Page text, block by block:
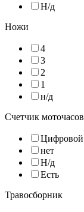
Н/д
Ножи
4
3
2
1
н/д
Счетчик моточасов
Цифровой
нет
Н/д
Есть
Травосборник